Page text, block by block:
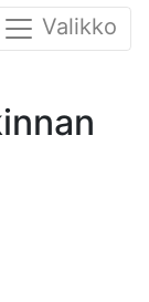
Valikko